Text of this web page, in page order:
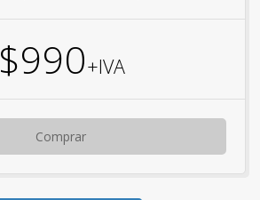
$990+IVA
Comprar